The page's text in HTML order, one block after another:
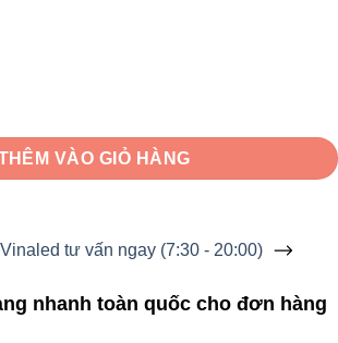
Vinaled V9DLF-18 18W số lượng
VÀO GIỎ HÀNG
tư vấn ngay (7:30 - 20:00)
nhanh toàn quốc cho đơn hàng